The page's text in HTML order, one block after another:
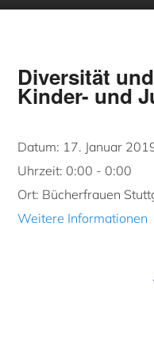
Diversität
Kinder- und
Datum: 17. Januar
Uhrzeit: 0:00 - 0:00
Ort: Bücherfrauen
Weitere Informationen